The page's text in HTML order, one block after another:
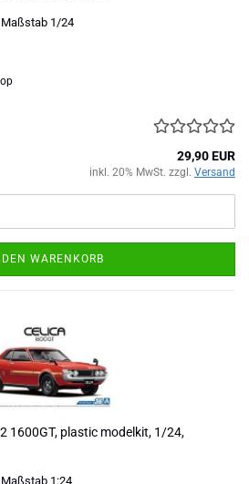
1/24
29,90 EUR
inkl. 20% MwSt. zzgl. Versand
DEN WARENKORB
1600GT, plastic modelkit, 1/24,
1:24